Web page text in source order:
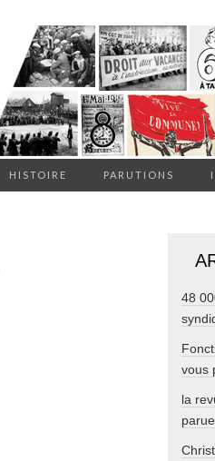
HISTOIRE PARUTIONS
48
vous
la
parue